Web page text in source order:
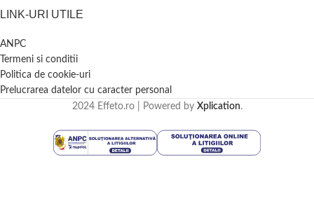
LINK-URI UTILE
ANPC
Termeni si conditii
Politica de cookie-uri
Prelucrarea datelor cu caracter personal
2024 Effeto.ro | Powered by Xplication.